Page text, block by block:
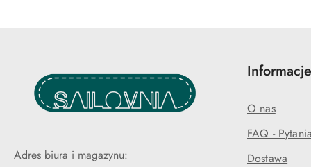
Adres biura i magazynu:
O nas
FAQ -
Dostawa